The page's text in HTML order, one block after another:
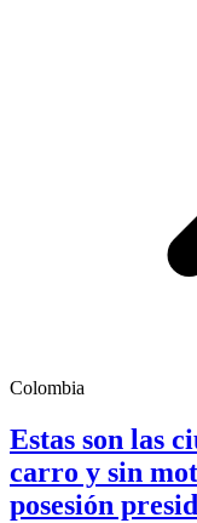
Colombia
Estas son las
carro y sin
posesión